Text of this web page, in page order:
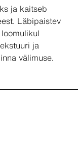
ja kaitseb
Läbipaistev
ja
välimuse.